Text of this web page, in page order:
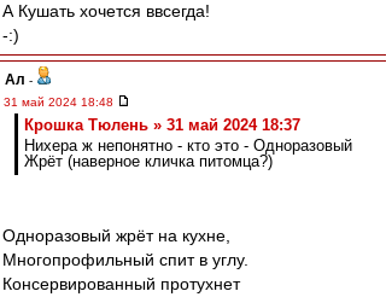
А Кушать хочется ввсегда!
-:)
Ал -
31 май 2024 18:48
Крошка Тюлень » 31 май 2024 18:37
Нихера ж непонятно - кто это - Одноразовый
Жрёт (наверное кличка питомца?)
Одноразовый жрёт на кухне,
Многопрофильный спит в углу.
Консервированный протухнет